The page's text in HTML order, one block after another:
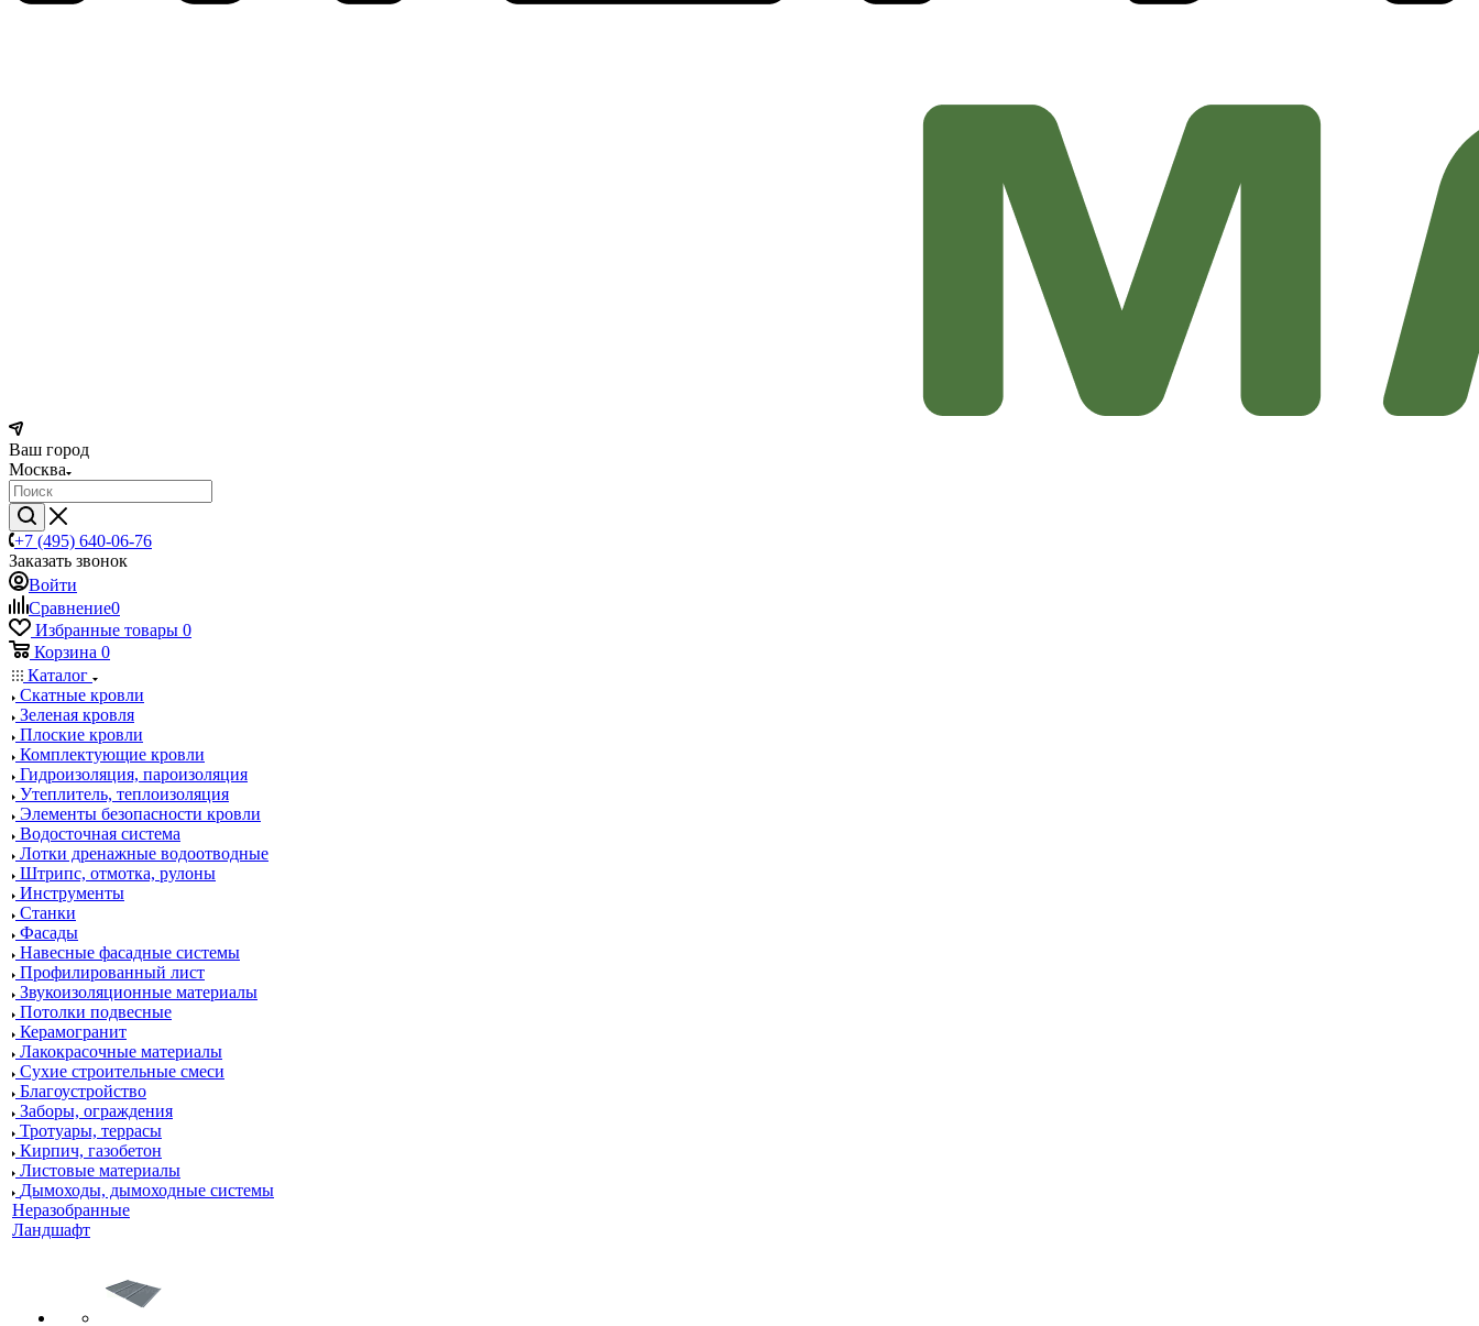
Ваш город
Москва
+7 (495) 640-06-76
Заказать звонок
Войти
Сравнение0
Избранные товары 0
Корзина 0
Каталог
Скатные кровли
Зеленая кровля
Плоские кровли
Комплектующие кровли
Гидроизоляция, пароизоляция
Утеплитель, теплоизоляция
Элементы безопасности кровли
Водосточная система
Лотки дренажные водоотводные
Штрипс, отмотка, рулоны
Инструменты
Станки
Фасады
Навесные фасадные системы
Профилированный лист
Звукоизоляционные материалы
Потолки подвесные
Керамогранит
Лакокрасочные материалы
Сухие строительные смеси
Благоустройство
Заборы, ограждения
Тротуары, террасы
Кирпич, газобетон
Листовые материалы
Дымоходы, дымоходные системы
Неразобранные
Ландшафт